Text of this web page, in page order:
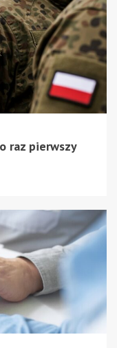
raz pierwszy